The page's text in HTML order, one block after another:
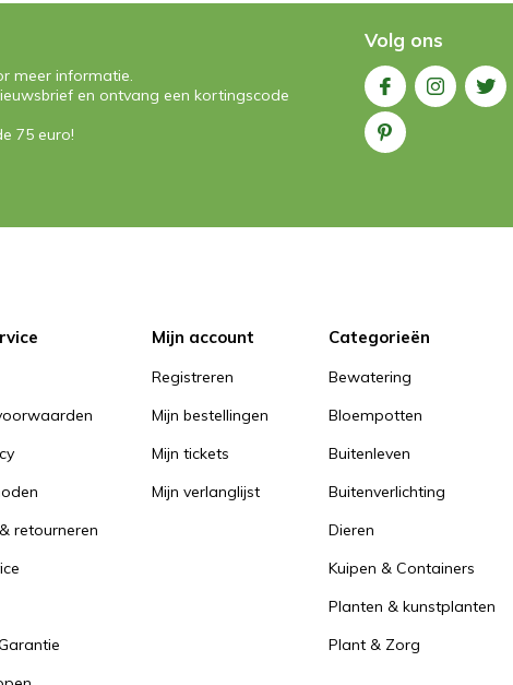
meer informatie.
en ontvang een kortingscode
75 euro!
Volg ons
retourneren
Mijn account
Registreren
Mijn bestellingen
Mijn tickets
Mijn verlanglijst
Categorieën
Bewatering
Bloempotten
Buitenleven
Buitenverlichting
Dieren
Kuipen & Containers
Planten & kunstplanten
Plant & Zorg